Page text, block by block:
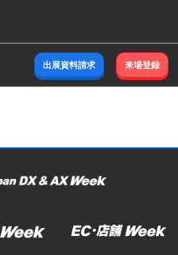
出展資料請求 来場登録